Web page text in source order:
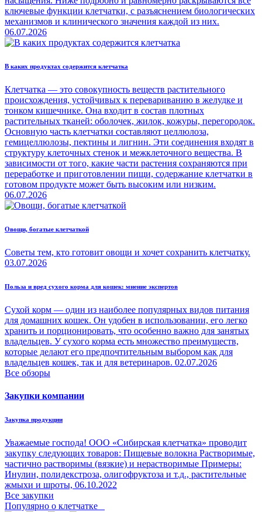
ключевые функции клетчатки, с разъяснением биологических
механизмов и клинического значения каждой из них.
06.07.2026
В каких продуктах содержится клетчатка
Клетчатка — это совокупность веществ растительного
происхождения, устойчивых к перевариванию в желудке и
тонком кишечнике. Она входит в состав плотных
растительных тканей: оболочек, жилок, кожуры, перегородок.
Основную часть клетчатки составляют целлюлоза,
гемицеллюлозы, пектины и лигнин. Эти соединения входят в
структуру клеточных стенок и межклеточного вещества. В
зависимости от того, какие части растения сохраняются при
переработке и приготовлении пищи, содержание клетчатки в
готовом продукте может быть высоким или низким.
06.07.2026
Овощи, богатые клетчаткой
Советы тем, кто готовит овощи и хочет сохранить клетчатку.
03.07.2026
Польза и вред сухого корма для кошек: мнение экспертов
Сухой корм — один из наиболее популярных видов питания
для домашних кошек. Он удобен в использовании, его легко
хранить и порционировать, что особенно важно для занятых
владельцев. У сухого корма есть множество преимуществ,
которые делают его предпочтительным выбором как для
владельцев кошек, так и для ветеринаров. 02.07.2026
Все обзоры
Закупки компании
Закупка продукции
Уважаемые господа! ООО «Сибирская клетчатка» проводит
закупку следующих товаров: Пищевые волокна Растворимые,
частично растворимы (вязкие) и нерастворимые Примеры:
Инулин, полидекстроза, олигофруктоза и т.д., растительные
жмыхи и шроты, 06.10.2022
Все закупки
Популярно о клетчатке